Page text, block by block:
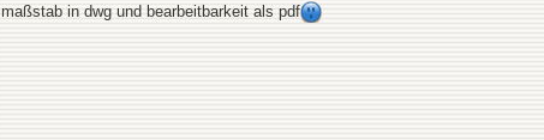
maßstab in dwg und bearbeitbarkeit als pdf